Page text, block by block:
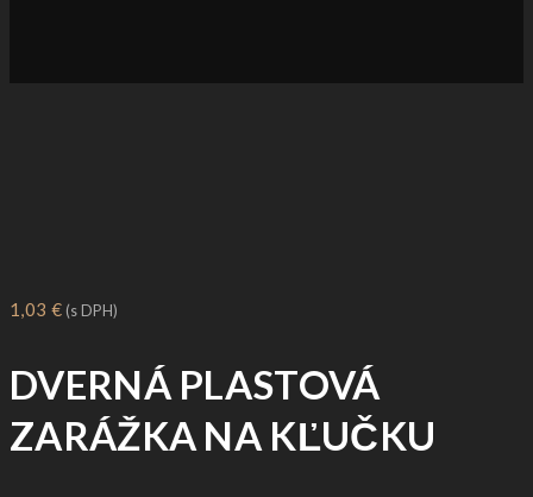
1,03 € (s DPH)
DVERNÁ PLASTOVÁ
ZARÁŽKA NA KĽUČKU